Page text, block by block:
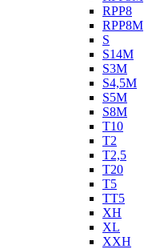
RPP8
RPP8M
S
S14M
S3M
S4,5M
S5M
S8M
T10
T2
T2,5
T20
T5
TT5
XH
XL
XXH